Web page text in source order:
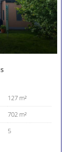
127 m²
702 m²
5